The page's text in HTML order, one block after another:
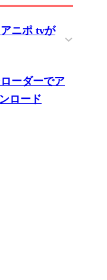
ニポ tvが
ーダーでア
ロード